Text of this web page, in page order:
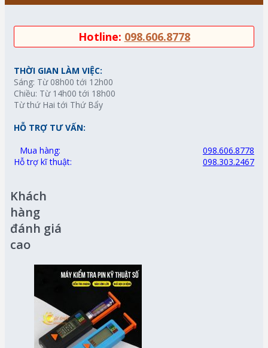
Hotline: 098.606.8778
THỜI GIAN LÀM VIỆC:
Sáng: Từ 08h00 tới 12h00
Chiều: Từ 14h00 tới 18h00
Từ thứ Hai tới Thứ Bẩy
HỖ TRỢ TƯ VẤN:
Mua hàng:
098.606.8778
Hỗ trợ kĩ thuật:
098.303.2467
Khách
hàng
đánh giá
cao